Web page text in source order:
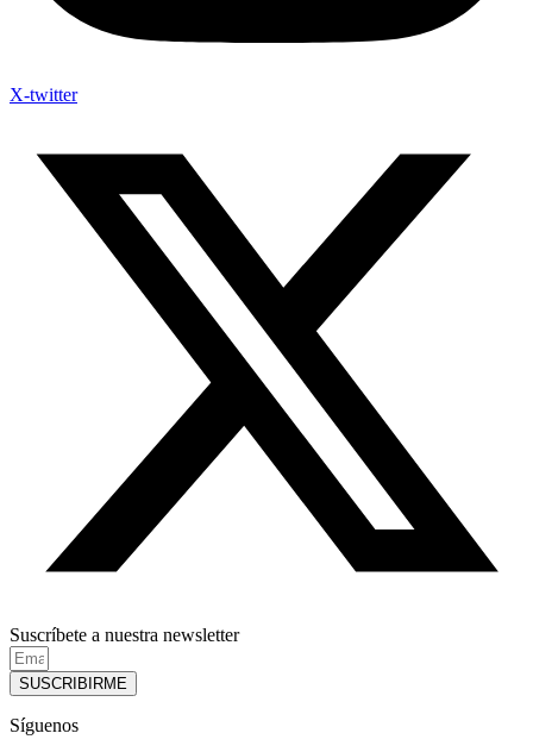
X-twitter
Suscríbete a nuestra newsletter
SUSCRIBIRME
Síguenos